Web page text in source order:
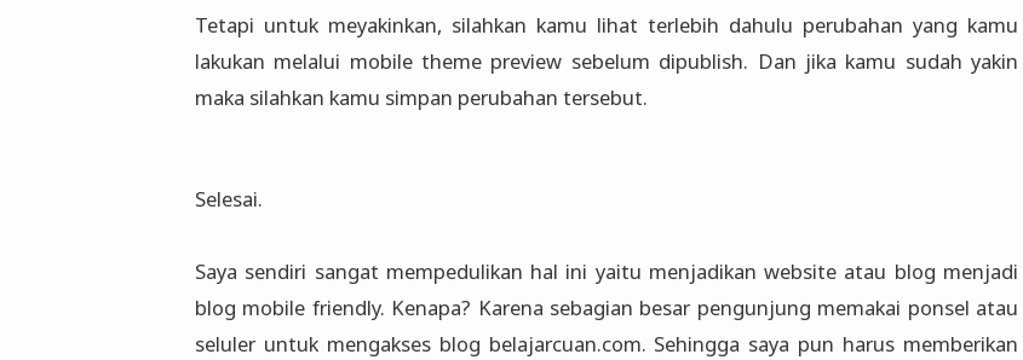
Tetapi untuk meyakinkan, silahkan kamu lihat terlebih dahulu perubahan yang kamu
lakukan melalui mobile theme preview sebelum dipublish. Dan jika kamu sudah yakin
maka silahkan kamu simpan perubahan tersebut.
Selesai.
Saya sendiri sangat mempedulikan hal ini yaitu menjadikan website atau blog menjadi
blog mobile friendly. Kenapa? Karena sebagian besar pengunjung memakai ponsel atau
seluler untuk mengakses blog belajarcuan.com. Sehingga saya pun harus memberikan